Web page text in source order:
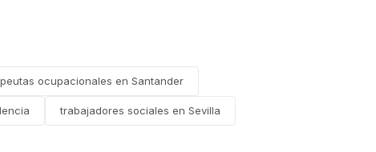
ocupacionales en Santander
trabajadores sociales en Sevilla